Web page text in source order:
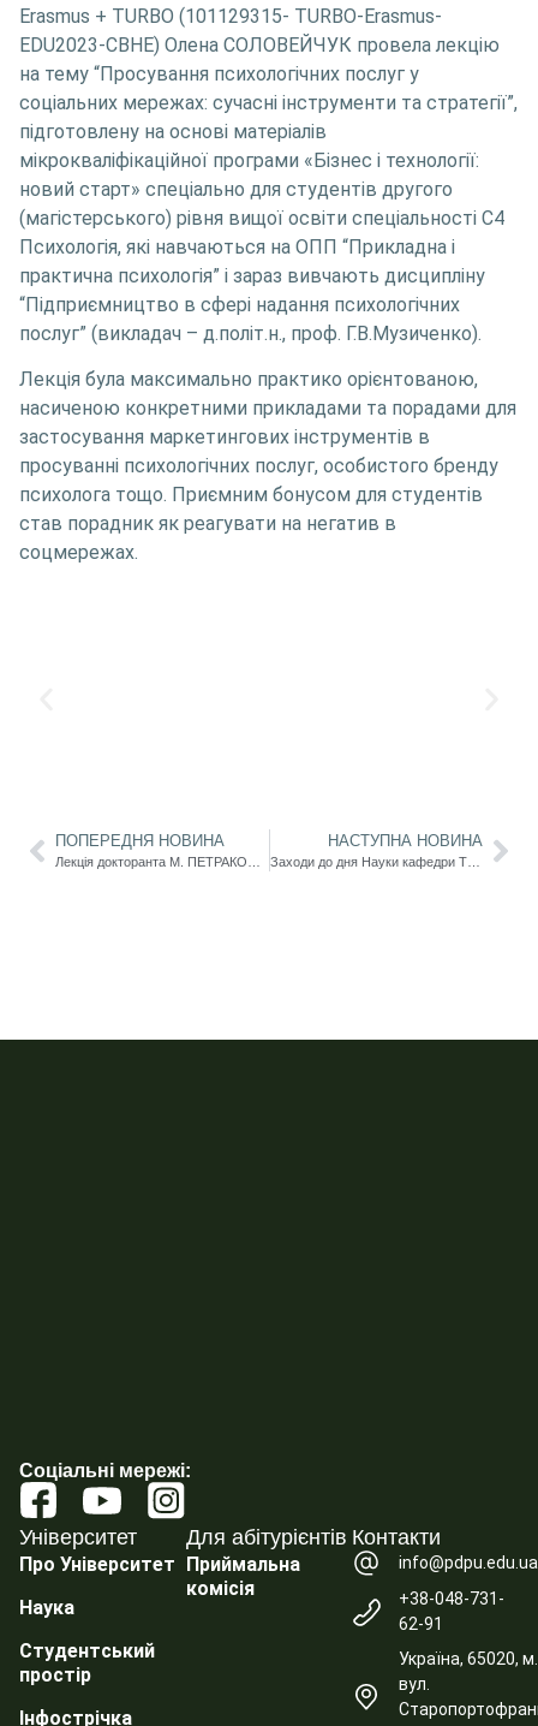
Erasmus + TURBO (101129315- TURBO-Erasmus-
EDU2023-CBHE) Олена СОЛОВЕЙЧУК провела лекцію
на тему “Просування психологічних послуг у
соціальних мережах: сучасні інструменти та стратегії”,
підготовлену на основі матеріалів
мікрокваліфікаційної програми «Бізнес і технології:
новий старт» спеціально для студентів другого
(магістерського) рівня вищої освіти спеціальності С4
Психологія, які навчаються на ОПП “Прикладна і
практична психологія” і зараз вивчають дисципліну
“Підприємництво в сфері надання психологічних
послуг” (викладач – д.політ.н., проф. Г.В.Музиченко).
Лекція була максимально практико орієнтованою,
насиченою конкретними прикладами та порадами для
застосування маркетингових інструментів в
просуванні психологічних послуг, особистого бренду
психолога тощо. Приємним бонусом для студентів
став порадник як реагувати на негатив в
соцмережах.
ПОПЕРЕДНЯ НОВИНА НАСТУПНА НОВИНА
Заходи до дня Науки кафедри ТМФКСД
Соціальні мережі:
Університет
Про Університет
Наука
Студентський
простір
Інфострічка
Для абітурієнтів
Приймальна
комісія
Контакти
info@pdpu.edu.ua
+38-048-731-
62-91
Україна, 65020,
вул.